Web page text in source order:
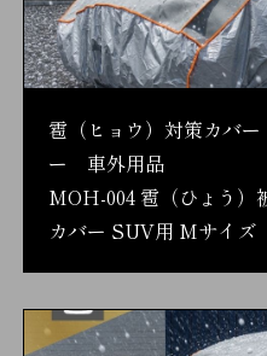
雹（ヒョウ）対策カバ
ー 車外用品
MOH-004 雹（ひょう）
カバー SUV用 Mサイズ